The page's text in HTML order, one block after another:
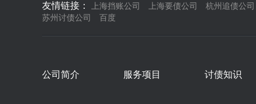
友情链接： 上海挡账公司 上海要债公司 杭州追债公司
苏州讨债公司
百度
公司简介 服务项目 讨债知识